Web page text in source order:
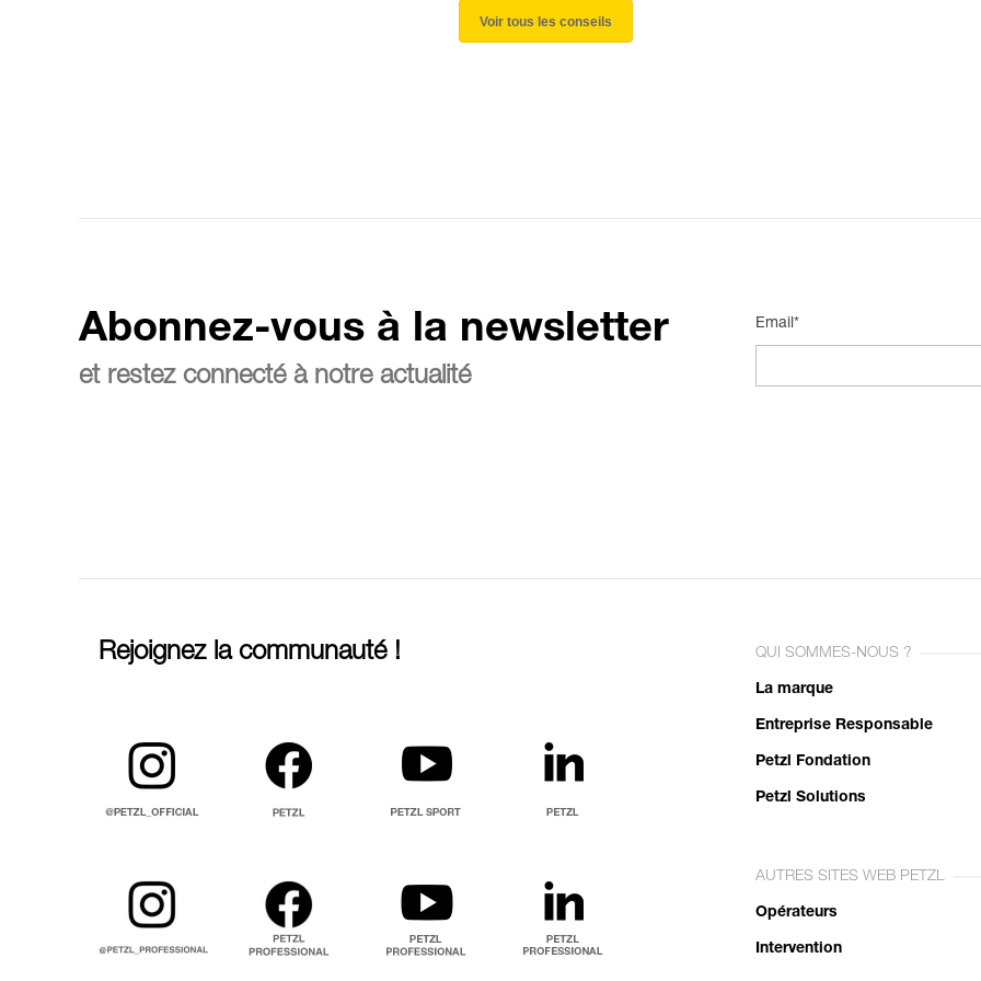
Voir tous les conseils
Abonnez-vous à la newsletter
et restez connecté à notre actualité
Email*
Rejoignez la communauté ! QUI SOMMES-NOUS ?
La marque
Entreprise Responsable
Petzl Fondation
Petzl Solutions
AUTRES SITES WEB PETZL
Opérateurs
Intervention